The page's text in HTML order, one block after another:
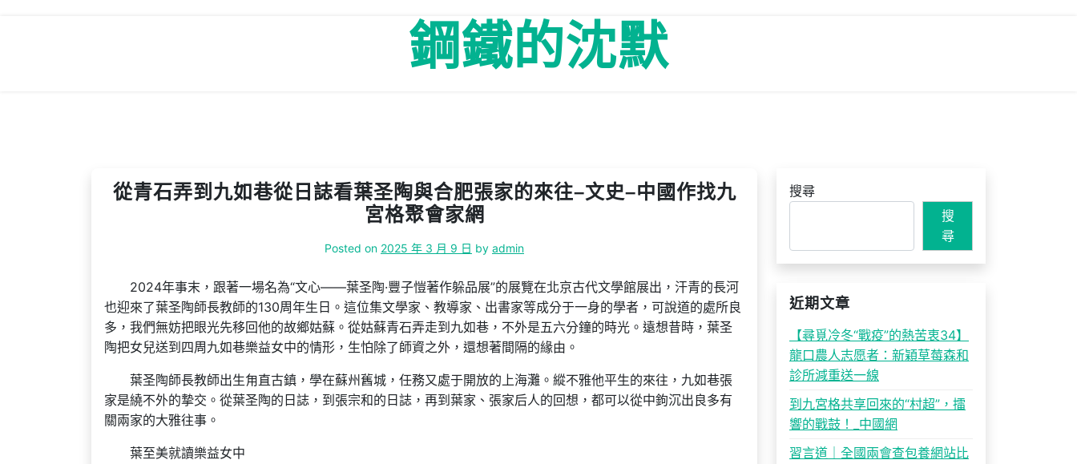
鋼鐵的沈默
從青石弄到九如巷從日誌看葉圣陶與合肥張家的來往–文史–中國作找九
宮格聚會家網
Posted on 2025 年 3 月 9 日 by admin
2024年事末，跟著一場名為“文心——葉圣陶·豐子愷著作躲品展”的展覽在北京古代文學館展出，汗青的長河
也迎來了葉圣陶師長教師的130周年生日。這位集文學家、教導家、出書家等成分于一身的學者，可說道的處所良
多，我們無妨把眼光先移回他的故鄉姑蘇。從姑蘇青石弄走到九如巷，不外是五六分鐘的時光。遠想昔時，葉圣
陶把女兒送到四周九如巷樂益女中的情形，生怕除了師資之外，還想著間隔的緣由。
葉圣陶師長教師出生甪直古鎮，學在蘇州舊城，任務又處于開放的上海灘。縱不雅他平生的來往，九如巷張
家是繞不外的摯交。從葉圣陶的日誌，到張宗和的日誌，再到葉家、張家后人的回想，都可以從中鉤沉出良多有
關兩家的大雅往事。
葉至美就讀樂益女中
搜尋
搜
尋
近期文章
【尋覓冷冬“戰疫”的熱苦衷34】
龍口農人志愿者：新穎草莓森和
診所減重送一線
到九宮格共享回來的“村超”，擂
響的戰鼓！_中國網
習言道｜全國兩會查包養網站比